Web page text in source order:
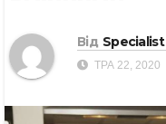
Від Specialist
ТРА 22, 2020